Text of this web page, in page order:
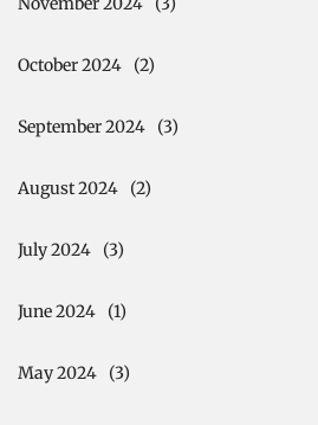
October 2024 (2)
September 2024 (3)
August 2024 (2)
July 2024 (3)
June 2024 (1)
May 2024 (3)